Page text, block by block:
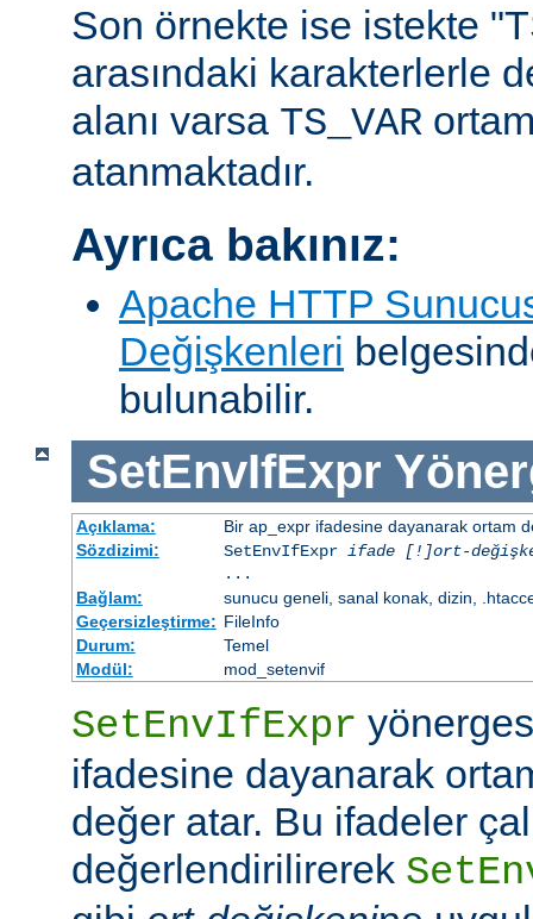
Son örnekte ise istekte
arasındaki karakterlerle
alanı varsa TS_VAR
atanmaktadır.
Ayrıca bakınız:
Apache HTTP
Değişkenleri
bulunabilir.
SetEnvIfExpr
Açıklama:
Bir ap_expr ifadesine dayanarak ortam
Sözdizimi:
SetEnvIfExpr ifade [!]ort-
...
Bağlam:
sunucu geneli, sanal konak, dizin,
Geçersizleştirme: FileInfo
Durum:
Temel
Modül:
mod_setenvif
SetEnvIfExpr
ifadesine dayanarak
değer atar. Bu ifadeler
değerlendirilirerek